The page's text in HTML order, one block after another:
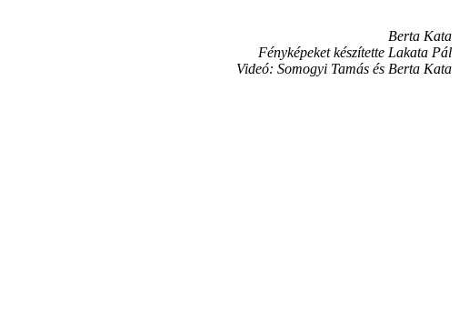
Berta Kata
Fényképeket készítette Lakata Pál
Videó: Somogyi Tamás és Berta Kata